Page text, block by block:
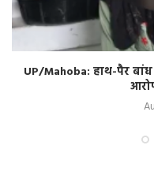
UP/Mahoba: हाथ-पैर